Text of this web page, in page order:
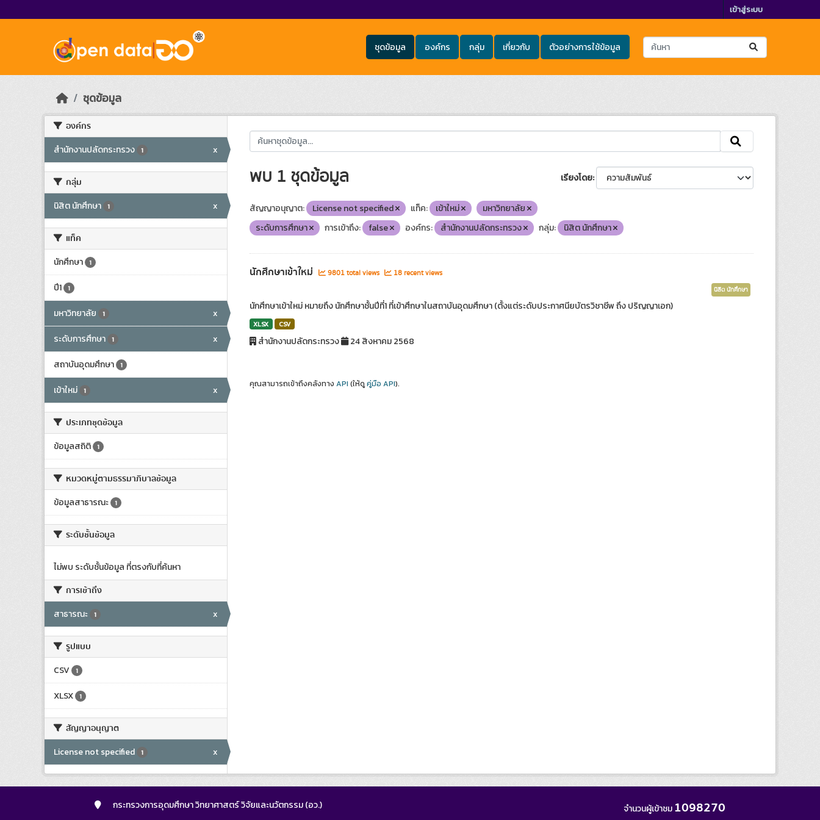
เข้าสู่ระบบ
ชุดข้อมูล องค์กร กลุ่ม เกี่ยวกับ ตัวอย่างการใช้ข้อมูล
ชุดข้อมูล
องค์กร
สำนักงานปลัดกระทรวง 1 x
กลุ่ม
นิสิต นักศึกษา 1 x
แท็ค
นักศึกษา 1
ปี1 1
มหาวิทยาลัย 1
x
ระดับการศึกษา
1
x
สถาบันอุดมศึกษา
1
เข้าใหม่ 1 x
ประเภทชุดข้อมูล
ข้อมูลสถิติ 1
หมวดหมู่ตามธรรมาภิบาลข้อมูล
ข้อมูลสาธารณะ 1
ระดับชั้นข้อมูล
ไม่พบ ระดับชั้นข้อมูล ที่ตรงกับที่ค้นหา
การเข้าถึง
สาธารณะ 1 x
รูปแบบ
CSV 1
XLSX 1
สัญญาอนุญาต
License not specified 1 x
เรียงโดย
พบ 1 ชุดข้อมูล
สัญญาอนุญาต: License not specified แท็ค: เข้าใหม่
มหาวิทยาลัย
ระดับการศึกษา
การเข้าถึง: false องค์กร: สำนักงานปลัดกระทรวง กลุ่ม: นิสิต นักศึกษา
นักศึกษาเข้าใหม่ 9801 total views 18 recent views
นิสิต นักศึกษา
นักศึกษาเข้าใหม่ หมายถึง นักศึกษาชั้นปีที่1 ที่เข้าศึกษาในสถาบันอุดมศึกษา (ตั้งแต่ระดับประกาศนียบัตรวิชาชีพ ถึง ปริญญาเอก)
XLSX CSV
สำนักงานปลัดกระทรวง 24 สิงหาคม 2568
คุณสามารถเข้าถึงคลังทาง API (ให้ดูคู่มือ API).
กระทรวงการอุดมศึกษา วิทยาศาสตร์ วิจัยและนวัตกรรม (อว.)
จำนวนผู้เข้าชม1098270